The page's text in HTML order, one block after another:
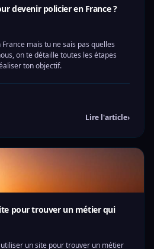
devenir policier en France ?
mais tu ne sais pas quelles
on te détaille toutes les étapes
ton objectif.
Lire l'article›
pour trouver un métier qui
un site pour trouver un métier